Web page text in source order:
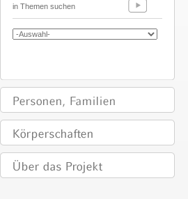
in Themen suchen